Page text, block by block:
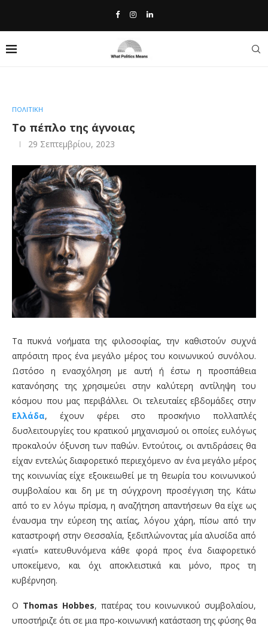
ΠΟΛΙΤΙΚΗ
Το πέπλο της άγνοιας
29 Σεπτεμβρίου, 2023
Τα πυκνά νοήματα της φιλοσοφίας, την καθιστούν συχνά
απρόσιτη προς ένα μεγάλο μέρος του κοινωνικού συνόλου.
Ωστόσο η ενασχόληση με αυτή ή έστω η προσπάθεια
κατανόησης της χρησιμεύει στην καλύτερη αντίληψη του
κόσμου που μας περιβάλλει. Οι τελευταίες εβδομάδες στην
Ελλάδα, έχουν φέρει στο προσκήνιο πολλαπλές
δυσλειτουργίες του κρατικού μηχανισμού οι οποίες ευλόγως
προκαλούν όξυνση των παθών. Εντούτοις, οι αντιδράσεις θα
είχαν εντελώς διαφορετικό περιεχόμενο αν ένα μεγάλο μέρος
της κοινωνίας είχε εξοικειωθεί με τη θεωρία του κοινωνικού
συμβολαίου και δη με τη σύγχρονη προσέγγιση της. Κάτω
από το εν λόγω πρίσμα, η αναζήτηση απαντήσεων θα είχε ως
έναυσμα την εύρεση της αιτίας, λόγου χάρη, πίσω από την
καταστροφή στην Θεσσαλία, ξεδιπλώνοντας μία αλυσίδα από
«γιατί» κατευθυνόμενα κάθε φορά προς ένα διαφορετικό
υποκείμενο, και όχι αποκλειστικά και μόνο, προς τη
κυβέρνηση.
Ο Thomas Hobbes, πατέρας του κοινωνικού συμβολαίου,
υποστήριζε ότι σε μια προ-κοινωνική κατάσταση της φύσης θα